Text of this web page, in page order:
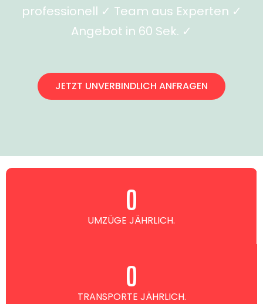
professionell ✓ Team aus Experten ✓
Angebot in 60 Sek. ✓
JETZT UNVERBINDLICH ANFRAGEN
UMZÜGE JÄHRLICH.
0
TRANSPORTE JÄHRLICH.
0